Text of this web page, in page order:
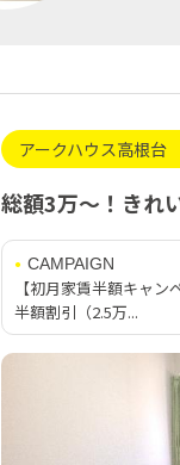
アークハウス高根台
総額3万～！きれ
CAMPAIGN
【初月家賃半額キャ
半額割引（2.5万...